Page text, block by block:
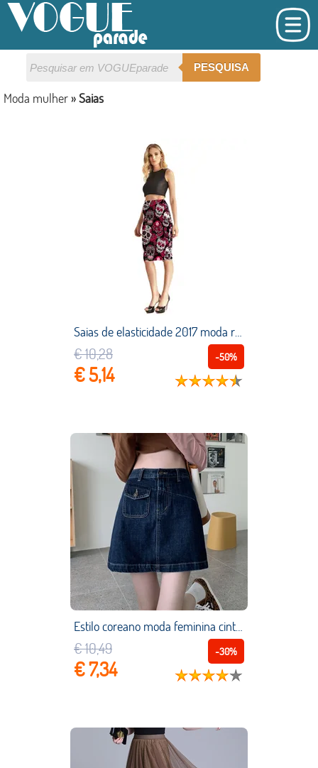
PESQUISA
Moda mulher »Saias
Saias de elasticidade 2017 moda rosa crânio mal engraçado feminino sexy saias 3d cintura alta pacote saia hip saia saia saia midi frete grátis
-50%
€ 10,28
€ 5,14
Estilo coreano moda feminina cintura alta denim saia cor sólida botão fecho de correr saia bolsos frontais a linha saia azul marinho
-30%
€ 10,49
€ 7,34